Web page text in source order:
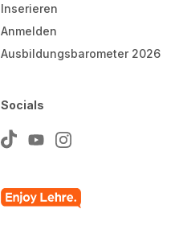
Inserieren
Anmelden
Ausbildungsbarometer 2026
Socials